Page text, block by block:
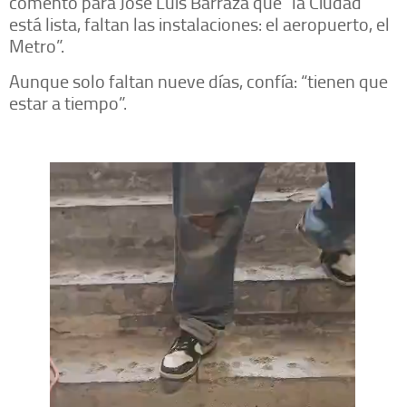
está lista, faltan las instalaciones: el aeropuerto, el
Metro”.
Aunque solo faltan nueve días, confía: “tienen que
estar a tiempo”.